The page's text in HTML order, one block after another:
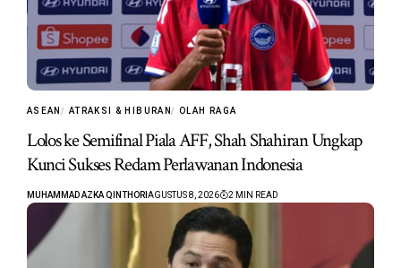
ASEAN ATRAKSI & HIBURAN OLAH RAGA
Lolos ke Semifinal Piala AFF, Shah Shahiran Ungkap
Kunci Sukses Redam Perlawanan Indonesia
MUHAMMAD AZKA QINTHORI AGUSTUS 8, 2026 2 MIN READ